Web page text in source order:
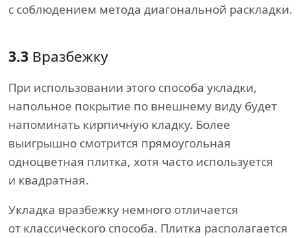
с соблюдением метода диагональной раскладки.
3.3 Вразбежку
При использовании этого способа укладки,
напольное покрытие по внешнему виду будет
напоминать кирпичную кладку. Более
выигрышно смотрится прямоугольная
одноцветная плитка, хотя часто используется
и квадратная.
Укладка вразбежку немного отличается
от классического способа. Плитка располагается